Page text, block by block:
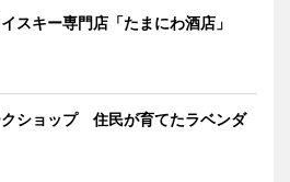
スキー専門店「たまにわ酒店」
ショップ 住民が育てたラベンダ